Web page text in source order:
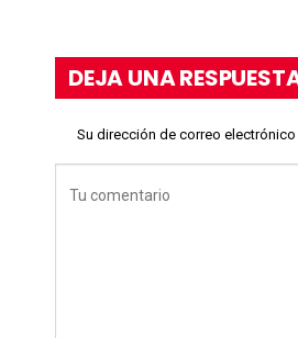
DEJA UNA
Su dirección de correo